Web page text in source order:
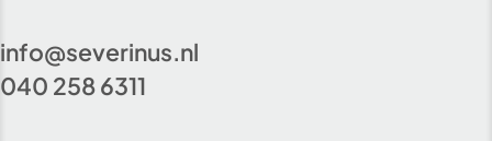
info@severinus.nl
040 258 6311